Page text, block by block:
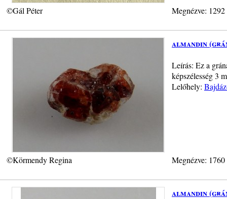
©Gál Péter Megnézve:
almandin
Leírás: Ez a
képszélesség 3
Lelőhely:
©Körmendy Regina Megnézve:
almandin